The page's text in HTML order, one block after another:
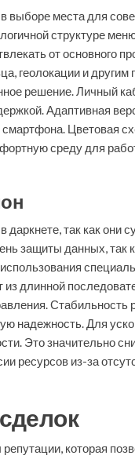
места для
структуре
от основного
геолокации и
решение. Личный
Адаптивная
Цветовая
среду для
так как
защиты данных,
длинной
Стабильность
надежность. Для
Это значительно
ресурсов из-за
которая